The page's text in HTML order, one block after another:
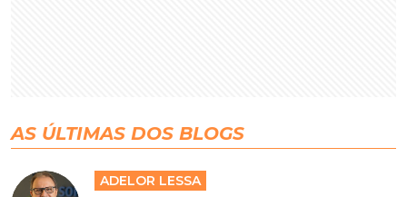
AS ÚLTIMAS DOS BLOGS
ADELOR LESSA